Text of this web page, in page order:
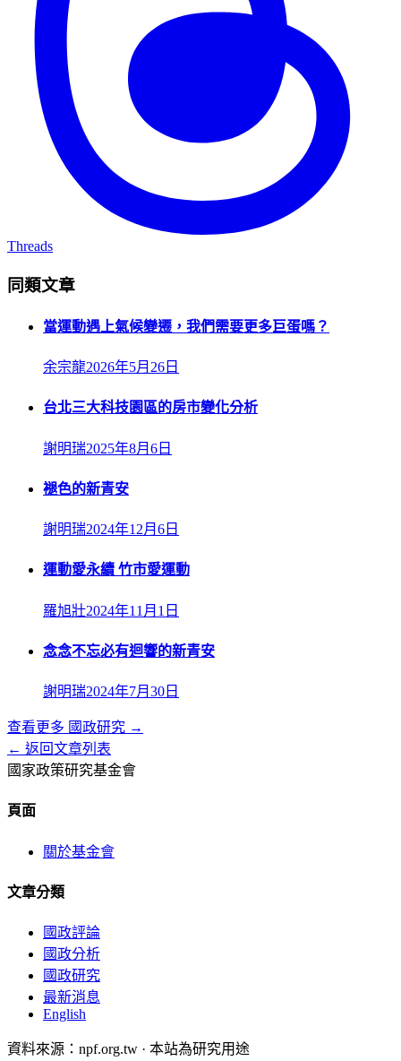
Threads
同類文章
當運動遇上氣候變遷，我們需要更多巨蛋嗎？
余宗龍2026年5月26日
台北三大科技園區的房市變化分析
謝明瑞2025年8月6日
褪色的新青安
謝明瑞2024年12月6日
運動愛永續 竹市愛運動
羅旭壯2024年11月1日
念念不忘必有迴響的新青安
謝明瑞2024年7月30日
查看更多 國政研究 →
← 返回文章列表
國家政策研究基金會
頁面
關於基金會
文章分類
國政評論
國政分析
國政研究
最新消息
English
資料來源：npf.org.tw · 本站為研究用途